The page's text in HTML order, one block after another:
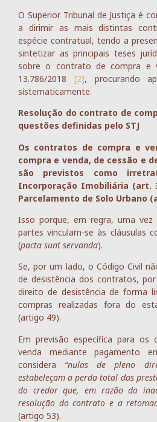
O Superior Tribunal de Justiça é
a dirimir as mais distintas
espécie contratual, tendo a
sintetizar as principais teses
sobre o contrato de compra e
13.786/2018 [2], procurando
sistematicamente.
Resolução do contrato de
questões definidas pelo STJ
Os contratos de compra e
compra e venda, de cessão e
são previstos como
Incorporação Imobiliária (art.
Parcelamento de Solo Urbano
Isso porque, em regra, uma
partes vinculam-se às cláusulas
(pacta sunt servanda).
Se, por um lado, o Código Civil
de desistência dos contratos,
direito de desistência de forma
compras realizadas fora do
(artigo 49).
Em previsão específica para
venda mediante pagamento
considera “nulas de pleno
estabeleçam a perda total das
do credor que, em razão do
resolução do contrato e a
(artigo 53).